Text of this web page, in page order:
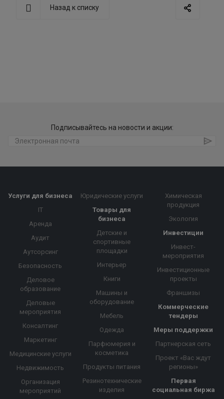
Назад к списку
Подписывайтесь на новости и акции:
Услуги для бизнеса
IT
Аренда
Аудит
Аутсорсинг
Безопасность
Деловое
образование
Деловые
мероприятия
Консалтинг
Маркетинг
Медицинские услуги
Недвижимость
Организация
мероприятий
Юридические услуги
Товары для
бизнеса
Детские и
спортивные
площадки
Интерьер
Книги
Машины и
оборудование
Мебель
Одежда
Парфюмерия и
косметика
Продукты питания
Резинотехнические
изделия
Химическая
продукция
Экология
Инвестиции
Инвест-
мероприятия
Инвестиционные
проекты
Франшизы
Коммерческие
тендеры
Меры поддержки
Партнерская сеть
Проект «Вас ждут
регионы»
Первая
социальная биржа